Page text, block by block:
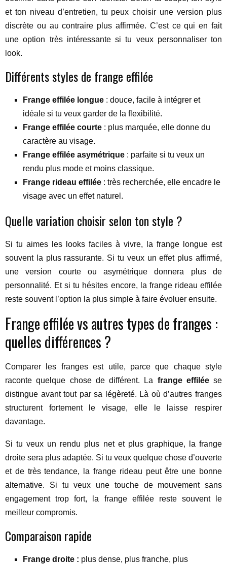
et ton niveau d’entretien, tu peux choisir une version plus
discrète ou au contraire plus affirmée. C’est ce qui en fait
une option très intéressante si tu veux personnaliser ton
look.
Différents styles de frange effilée
Frange effilée longue : douce, facile à intégrer et
idéale si tu veux garder de la flexibilité.
Frange effilée courte : plus marquée, elle donne du
caractère au visage.
Frange effilée asymétrique : parfaite si tu veux un
rendu plus mode et moins classique.
Frange rideau effilée : très recherchée, elle encadre le
visage avec un effet naturel.
Quelle variation choisir selon ton style ?
Si tu aimes les looks faciles à vivre, la frange longue est
souvent la plus rassurante. Si tu veux un effet plus affirmé,
une version courte ou asymétrique donnera plus de
personnalité. Et si tu hésites encore, la frange rideau effilée
reste souvent l’option la plus simple à faire évoluer ensuite.
Frange effilée vs autres types de franges :
quelles différences ?
Comparer les franges est utile, parce que chaque style
raconte quelque chose de différent. La frange effiléese
distingue avant tout par sa légèreté. Là où d’autres franges
structurent fortement le visage, elle le laisse respirer
davantage.
Si tu veux un rendu plus net et plus graphique, la frange
droite sera plus adaptée. Si tu veux quelque chose d’ouverte
et de très tendance, la frange rideau peut être une bonne
alternative. Si tu veux une touche de mouvement sans
engagement trop fort, la frange effilée reste souvent le
meilleur compromis.
Comparaison rapide
Frange droite : plus dense, plus franche, plus